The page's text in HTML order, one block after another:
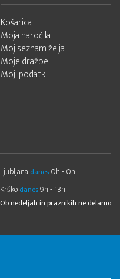
Košarica
Moja naročila
Moj seznam želja
Moje dražbe
Moji podatki
Ljubljana danes 0h - 0h
Krško danes9h - 13h
Ob nedeljah in praznikih ne delamo